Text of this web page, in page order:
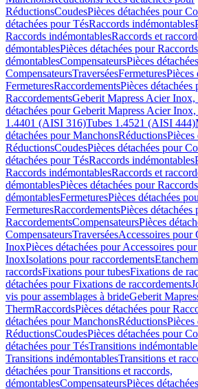
RéductionsCoudesPièces détachées pour
détachées pour TésRaccords indémontables
Raccords indémontablesRaccords et
démontablesPièces détachées pour
démontablesCompensateursPièces
CompensateursTraverséesFermeturesPièces
FermeturesRaccordementsPièces détachées
RaccordementsGeberit Mapress Acier Inox,
détachées pour Geberit Mapress Acier Inox,
1.4401 (AISI 316)Tubes 1.4521 (AISI 444)
détachées pour ManchonsRéductionsPièces
RéductionsCoudesPièces détachées pour
détachées pour TésRaccords indémontables
Raccords indémontablesRaccords et
démontablesPièces détachées pour
démontablesFermeturesPièces détachées
FermeturesRaccordementsPièces détachées
RaccordementsCompensateursPièces
CompensateursTraverséesAccessoires pour
InoxPièces détachées pour Accessoires
InoxIsolations pour raccordements
raccordsFixations pour tubesFixations de
détachées pour Fixations de raccordements
vis pour assemblages à brideGeberit
ThermRaccordsPièces détachées pour
détachées pour ManchonsRéductionsPièces
RéductionsCoudesPièces détachées pour
détachées pour TésTransitions
Transitions indémontablesTransitions et
détachées pour Transitions et raccords,
démontablesCompensateursPièces